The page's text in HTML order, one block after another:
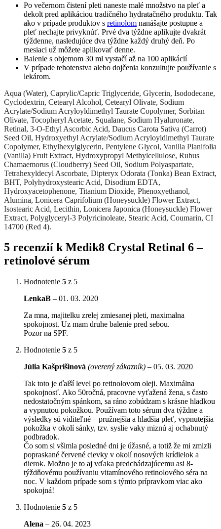
Po večernom čistení pleti naneste malé množstvo na pleť a
dekolt pred aplikáciou tradičného hydratačného produktu. Tak
ako v prípade produktov s retinolom nanášajte postupne a
pleť nechajte privyknúť. Prvé dva týždne aplikujte dvakrát
týždenne, nasledujúce dva týždne každý druhý deň. Po
mesiaci už môžete aplikovať denne.
Balenie s objemom 30 ml vystačí až na 100 aplikácií
V prípade tehotenstva alebo dojčenia konzultujte používanie s
lekárom.
Aqua (Water), Caprylic/Capric Triglyceride, Glycerin, Isododecane,
Cyclodextrin, Cetearyl Alcohol, Cetearyl Olivate, Sodium
Acrylate/Sodium Acryloyldimethyl Taurate Copolymer, Sorbitan
Olivate, Tocopheryl Acetate, Squalane, Sodium Hyaluronate,
Retinal, 3-O-Ethyl Ascorbic Acid, Daucus Carota Sativa (Carrot)
Seed Oil, Hydroxyethyl Acrylate/Sodium Acryloyldimethyl Taurate
Copolymer, Ethylhexylglycerin, Pentylene Glycol, Vanilla Planifolia
(Vanilla) Fruit Extract, Hydroxypropyl Methylcellulose, Rubus
Chamaemorus (Cloudberry) Seed Oil, Sodium Polyaspartate,
Tetrahexyldecyl Ascorbate, Dipteryx Odorata (Tonka) Bean Extract,
BHT, Polyhydroxystearic Acid, Disodium EDTA,
Hydroxyacetophenone, Titanium Dioxide, Phenoxyethanol,
Alumina, Lonicera Caprifolium (Honeysuckle) Flower Extract,
Isostearic Acid, Lecithin, Lonicera Japonica (Honeysuckle) Flower
Extract, Polyglyceryl-3 Polyricinoleate, Stearic Acid, Coumarin, CI
14700 (Red 4).
5 recenzií kMedik8 Crystal Retinal 6 –
retinolové sérum
Hodnotenie 5 z 5
LenkaB – 01. 03. 2020
Za mna, majitelku zrelej zmiesanej pleti, maximalna
spokojnost. Uz mam druhe balenie pred sebou.
Pozor na SPF.
Hodnotenie 5 z 5
Júlia Kašprišinová (overený zákazník) – 05. 03. 2020
Tak toto je ďalší level po retinolovom oleji. Maximálna
spokojnosť. Ako 50ročná, pracovne vyťažená žena, s často
nedostatočným spánkom, sa ráno zobúdzam s krásne hladkou
a vypnutou pokožkou. Používam toto sérum dva týždne a
výsledky sú viditeľné – pružnejšia a hladšia pleť, vypnutejšia
pokožka v okolí sánky, tzv. syslie vaky miznú aj ochabnutý
podbradok.
Čo som si všimla posledné dni je úžasné, a totiž že mi zmizli
popraskané červené cievky v okolí nosových krídielok a
dierok. Možno je to aj vďaka predchádzajúcemu asi 8-
týždňovému používaniu vitamínového retinolového séra na
noc. V každom prípade som s týmto prípravkom viac ako
spokojná!
Hodnotenie 5 z 5
Alena – 26. 04. 2023